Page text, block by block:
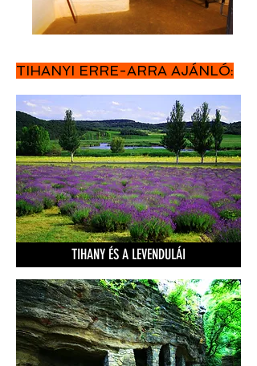
TIHANYI ERRE-ARRA AJÁNLÓ:
TIHANY ÉS A LEVENDULÁI